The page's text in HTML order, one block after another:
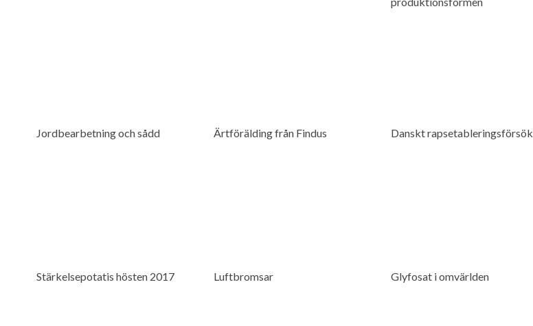
Jordbearbetning och sådd Ärtförälding från Findus Danskt rapsetableringsförsök
Stärkelsepotatis hösten 2017 Luftbromsar Glyfosat i omvärlden